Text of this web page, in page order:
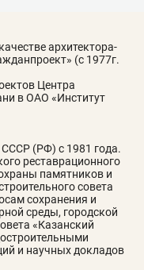
архитектора-
(с 1977г.
Центра
в ОАО «Институт
(РФ) с 1981 года.
реставрационного
памятников и
совета
сохранения и
среды, городской
«Казанский
и научных докладов